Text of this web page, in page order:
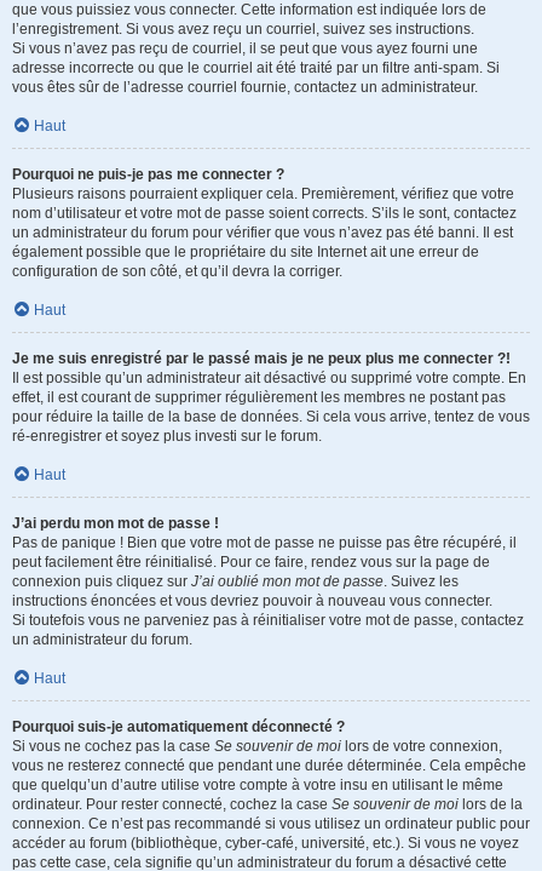
que vous puissiez vous connecter. Cette information est indiquée lors de
l’enregistrement. Si vous avez reçu un courriel, suivez ses instructions.
Si vous n’avez pas reçu de courriel, il se peut que vous ayez fourni une
adresse incorrecte ou que le courriel ait été traité par un filtre anti-spam. Si
vous êtes sûr de l’adresse courriel fournie, contactez un administrateur.
Haut
Pourquoi ne puis-je pas me connecter ?
Plusieurs raisons pourraient expliquer cela. Premièrement, vérifiez que votre
nom d’utilisateur et votre mot de passe soient corrects. S’ils le sont, contactez
un administrateur du forum pour vérifier que vous n’avez pas été banni. Il est
également possible que le propriétaire du site Internet ait une erreur de
configuration de son côté, et qu’il devra la corriger.
Haut
Je me suis enregistré par le passé mais je ne peux plus me connecter ?!
Il est possible qu’un administrateur ait désactivé ou supprimé votre compte. En
effet, il est courant de supprimer régulièrement les membres ne postant pas
pour réduire la taille de la base de données. Si cela vous arrive, tentez de vous
ré-enregistrer et soyez plus investi sur le forum.
Haut
J’ai perdu mon mot de passe !
Pas de panique ! Bien que votre mot de passe ne puisse pas être récupéré, il
peut facilement être réinitialisé. Pour ce faire, rendez vous sur la page de
connexion puis cliquez sur J’ai oublié mon mot de passe. Suivez les
instructions énoncées et vous devriez pouvoir à nouveau vous connecter.
Si toutefois vous ne parveniez pas à réinitialiser votre mot de passe, contactez
un administrateur du forum.
Haut
Pourquoi suis-je automatiquement déconnecté ?
Si vous ne cochez pas la case Se souvenir de moi lors de votre connexion,
vous ne resterez connecté que pendant une durée déterminée. Cela empêche
que quelqu’un d’autre utilise votre compte à votre insu en utilisant le même
ordinateur. Pour rester connecté, cochez la case Se souvenir de moi lors de la
connexion. Ce n’est pas recommandé si vous utilisez un ordinateur public pour
accéder au forum (bibliothèque, cyber-café, université, etc.). Si vous ne voyez
pas cette case, cela signifie qu’un administrateur du forum a désactivé cette